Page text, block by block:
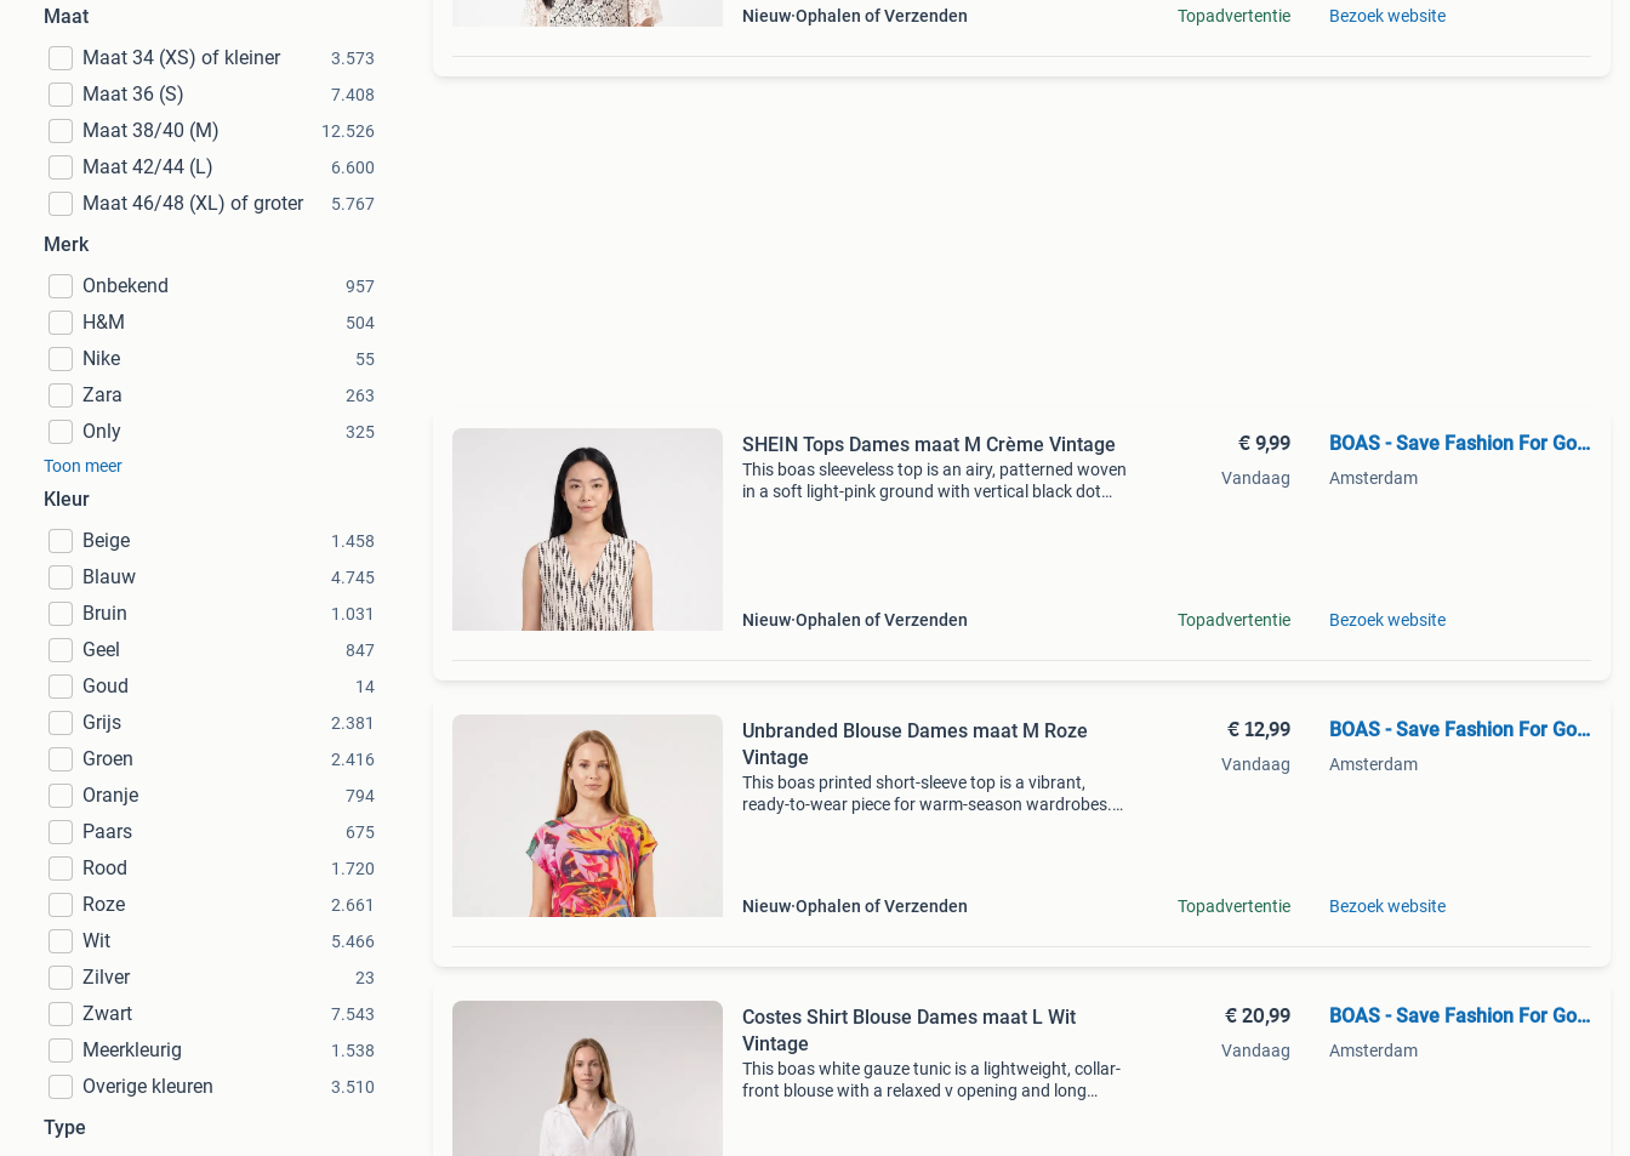
Maat
Maat 34 (XS) of kleiner
3.573
Maat 36 (S) 7.408
Maat 38/40 (M) 12.526
Maat 42/44 (L) 6.600
Maat 46/48 (XL) of groter 5.767
Merk
Onbekend
957
H&M 504
Nike 55
Zara 263
Only
325
Toon meer
Kleur
Beige
1.458
Blauw 4.745
Bruin 1.031
Geel 847
Goud 14
Grijs 2.381
Groen 2.416
Oranje 794
Paars 675
Rood 1.720
Roze 2.661
Wit 5.466
Zilver 23
Zwart 7.543
Meerkleurig 1.538
Overige kleuren 3.510
Type
Nieuw Ophalen of Verzenden Topadvertentie Bezoek website
SHEIN Tops Dames maat M Crème Vintage
This boas sleeveless top is an airy, patterned woven
in a soft light-pink ground with vertical black dot
Nieuw Ophalen of Verzenden
€ 9,99
Vandaag
Topadvertentie
BOAS - Save Fashion For Good
Amsterdam
Bezoek website
Unbranded Blouse Dames maat M Roze
Vintage
This boas printed short-sleeve top is a vibrant,
ready-to-wear piece for warm-season wardrobes.
Nieuw Ophalen of Verzenden
€ 12,99
Vandaag
Topadvertentie
BOAS - Save Fashion For Good
Amsterdam
Bezoek website
Costes Shirt Blouse Dames maat L Wit
Vintage
This boas white gauze tunic is a lightweight, collar-
front blouse with a relaxed v opening and long
€ 20,99
Vandaag
BOAS - Save Fashion For Good
Amsterdam